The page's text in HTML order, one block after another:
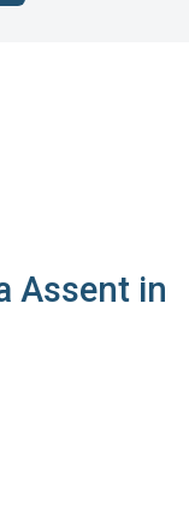
Assent in